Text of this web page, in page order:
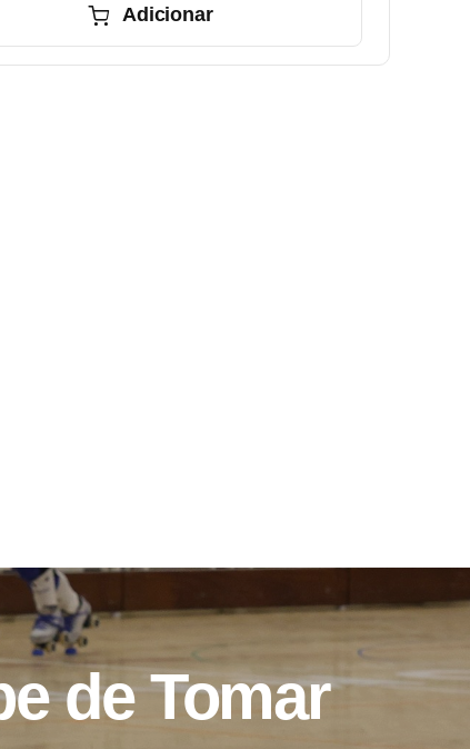
era:
Adicionar
de Tomar